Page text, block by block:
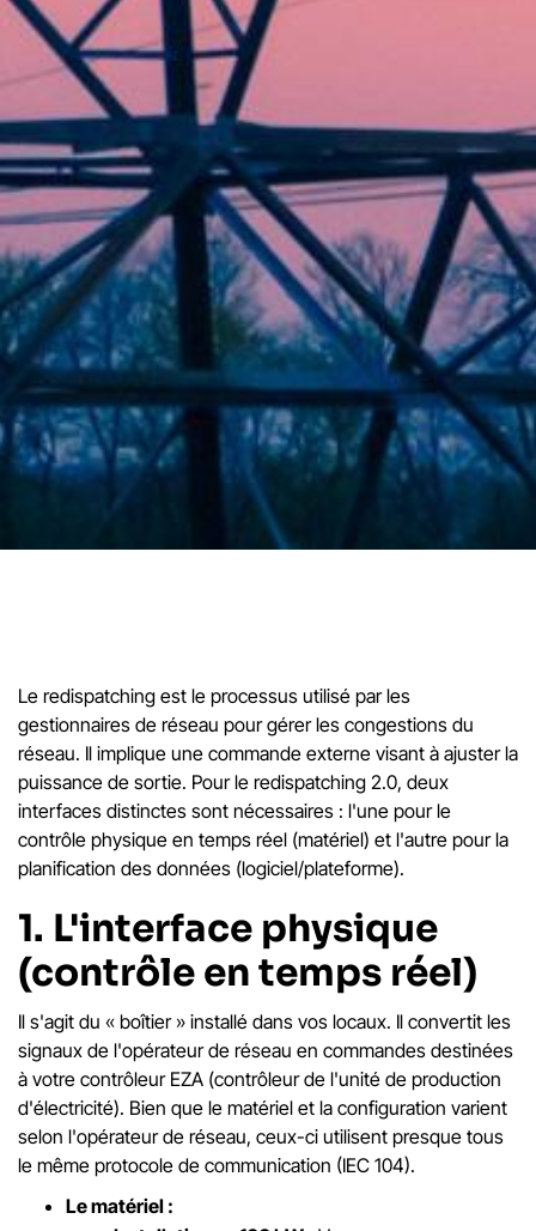
Le redispatching est le processus utilisé par les
gestionnaires de réseau pour gérer les congestions du
réseau. Il implique une commande externe visant à ajuster la
puissance de sortie. Pour le redispatching 2.0, deux
interfaces distinctes sont nécessaires : l'une pour le
contrôle physique en temps réel (matériel) et l'autre pour la
planification des données (logiciel/plateforme).
1. L'interface physique
(contrôle en temps réel)
Il s'agit du « boîtier » installé dans vos locaux. Il convertit les
signaux de l'opérateur de réseau en commandes destinées
à votre contrôleur EZA (contrôleur de l'unité de production
d'électricité). Bien que le matériel et la configuration varient
selon l'opérateur de réseau, ceux-ci utilisent presque tous
le même protocole de communication (IEC 104).
Le matériel :